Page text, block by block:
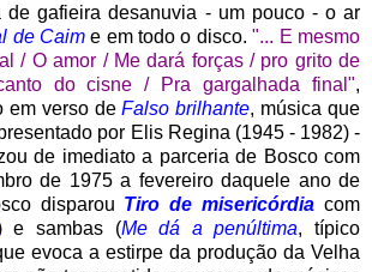
de gafieira desanuvia - um pouco - o ar
de Caime em todo o disco."... E mesmo
/ O amor / Me dará forças / pro grito de
do cisne / Pra gargalhada final",
em verso deFalso brilhante, música que
por Elis Regina (1945 - 1982) -
de imediato a parceria de Bosco com
de 1975 a fevereiro daquele ano de
disparou Tiro de misericórdia com
e sambas (Me dá a penúltima, típico
evoca a estirpe da produção da Velha